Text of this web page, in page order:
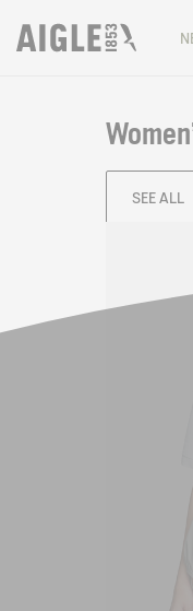
SEE ALL